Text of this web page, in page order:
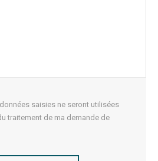
saisies ne seront utilisées
traitement de ma demande de